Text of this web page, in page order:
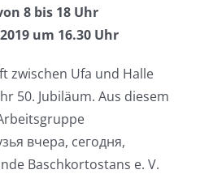
8 bis 18 Uhr
um 16.30 Uhr
zwischen Ufa und Halle
50. Jubiläum. Aus diesem
вчера, сегодня,
Baschkortostans e. V.